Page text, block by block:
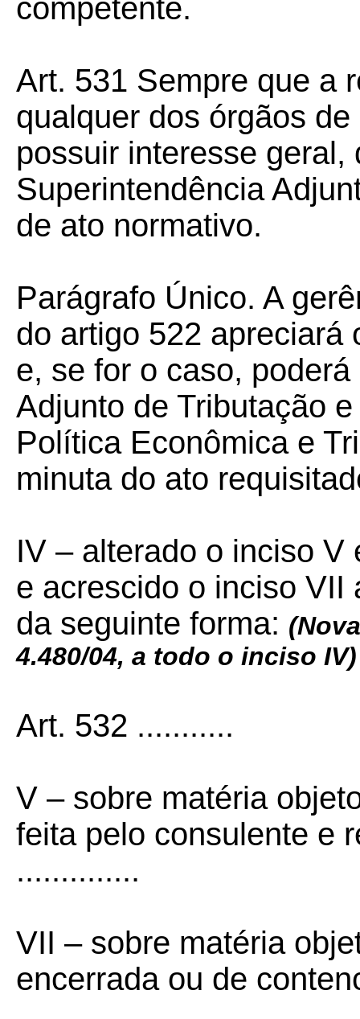
competente.
Art. 531 Sempre que a
qualquer dos órgãos
possuir interesse
Superintendência
de ato normativo.
Parágrafo Único. A
do artigo 522
e, se for o caso,
Adjunto de Tributação
Política Econômica e
minuta do ato
IV – alterado o inciso V
e acrescido o inciso VII
da seguinte forma:
4.480/04, a todo o inciso IV)
Art. 532 ...........
V – sobre matéria
feita pelo consulente e
..............
VII – sobre matéria
encerrada ou de